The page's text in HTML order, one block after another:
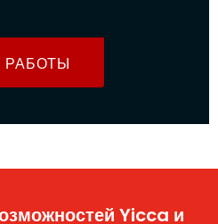
РАБОТЫ
Yicca и